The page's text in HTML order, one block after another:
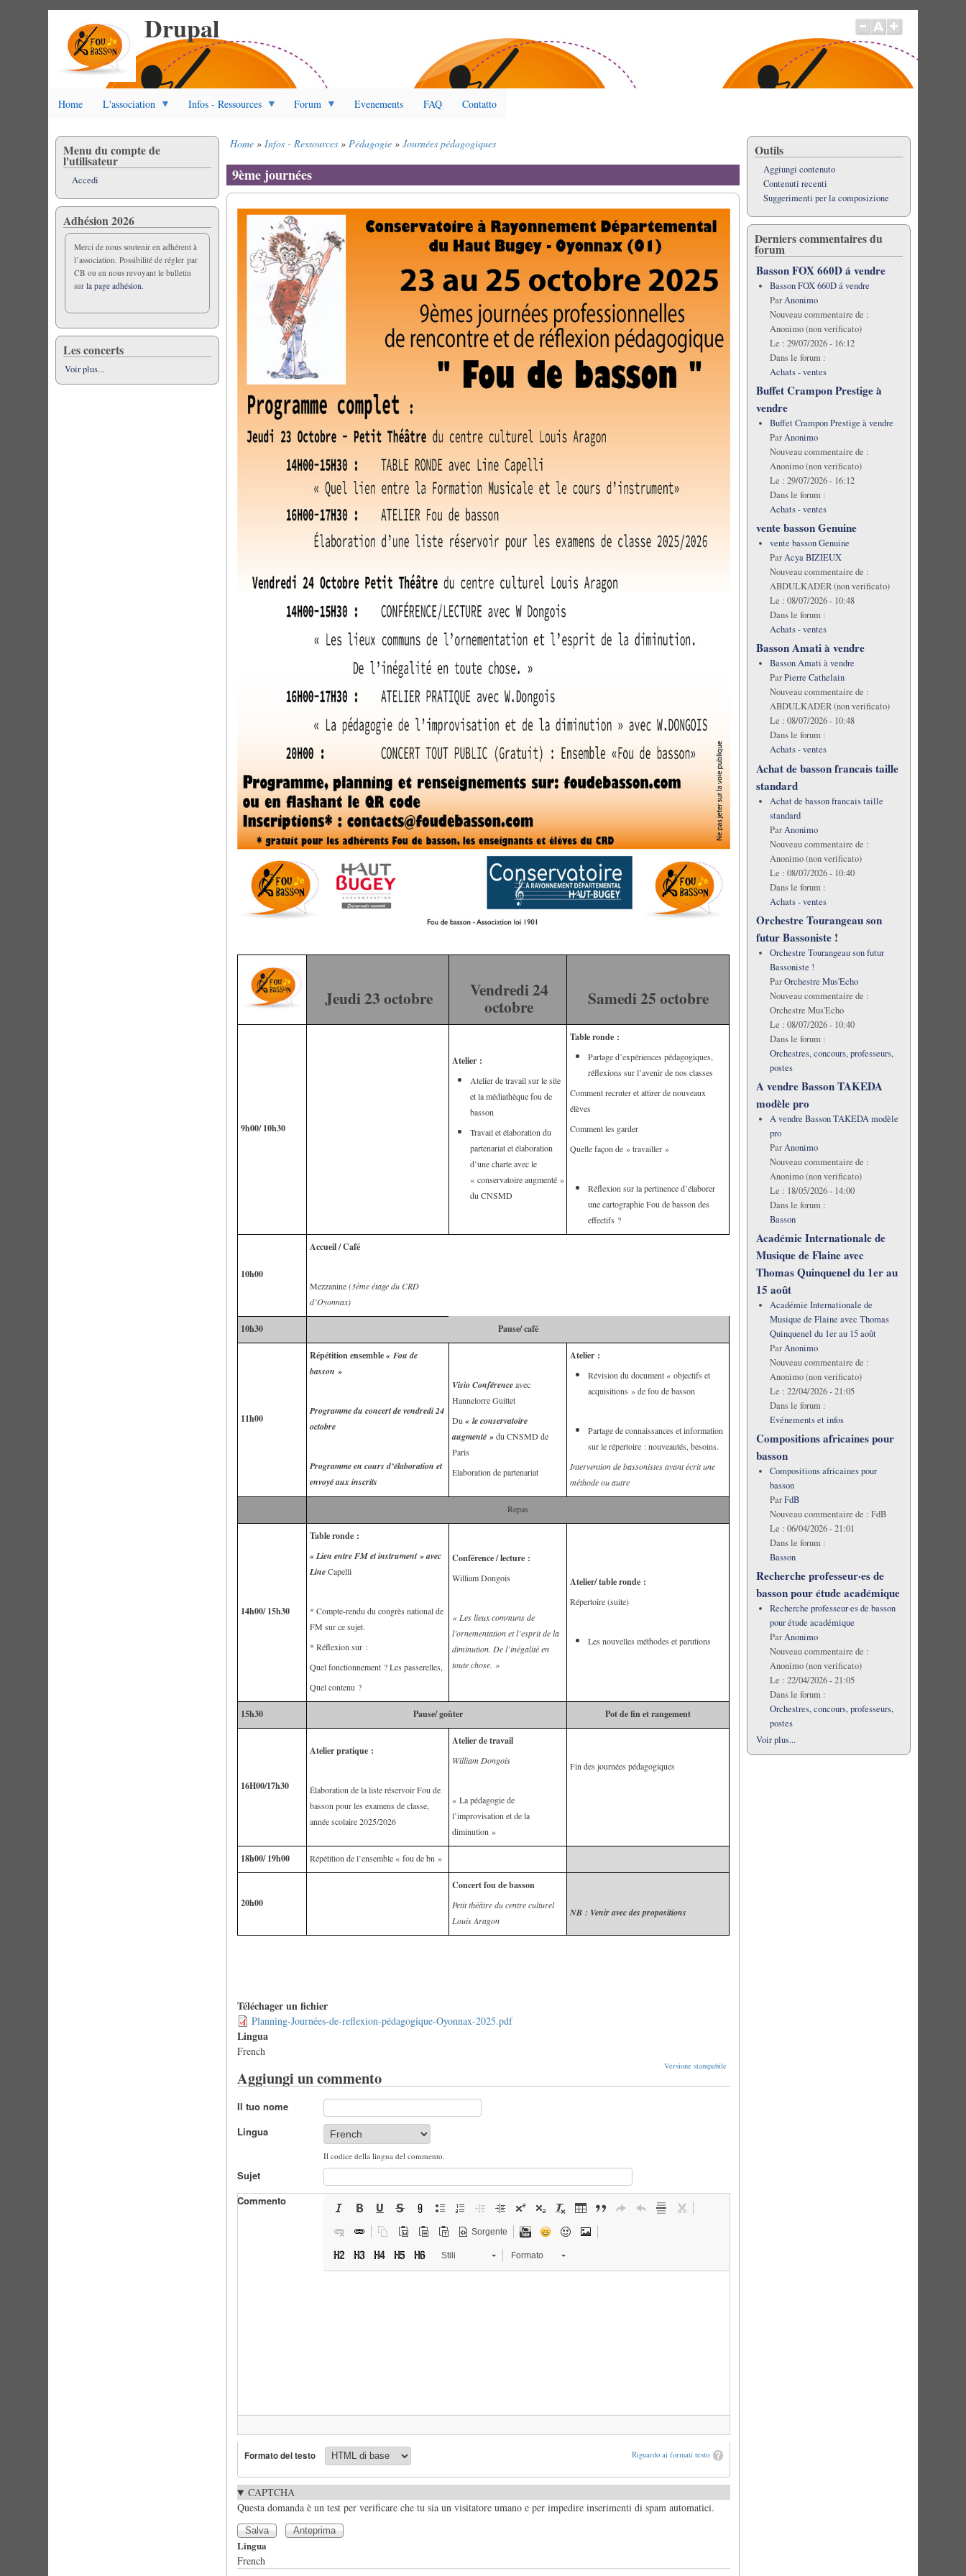
Drupal
Home L'association Infos - Ressources Forum Evenements FAQ Contatto
di
pane
Home Infos - Ressources Pédagogie Journées pédagogiques
9ème journées
Jeudi 23 octobre Vendredi 24
octobre Samedi 25 octobre
9h00/ 10h30
Atelier :
Atelier de travail sur le site
et la médiathèque fou de
basson
Travail et élaboration du
partenariat et élaboration
d’une charte avec le
« conservatoire augmenté »
du CNSMD
Table ronde :
Partage d’expériences pédagogiques,
réflexions sur l’avenir de nos classes
Comment recruter et attirer de nouveaux
élèves
Comment les garder
Quelle façon de » travailler »
Réflexion sur la pertinence d’élaborer
une cartographie Fou de basson des
effectifs ?
10h00
Accueil/ Café
Mezzanine(3ème étage du CRD
d’Oyonnax)
10h30 Pause/ café
11h00
Répétition ensemble« Fou de
basson »
Programme du concert de vendredi 24
octobre
Programme en cours d’élaboration et
envoyé aux inscrits
Visio Conférenceavec
Hannelorre Guittet
Du « le conservatoire
augmenté »du CNSMD de
Paris
Elaboration de partenariat
Atelier :
Révision du document « objectifs et
acquisitions » de fou de basson
Partage de connaissances et information
sur le répertoire : nouveautés, besoins.
Intervention de bassonistes ayant écrit une
méthode ou autre
Repas
14h00/ 15h30
Table ronde :
« Lien entre FM et instrument » avec
LineCapelli
* Compte-rendu du congrès national de
FM sur ce sujet.
* Réflexion sur :
Quel fonctionnement ? Les passerelles,
Quel contenu ?
Conférence / lecture :
William Dongois
« Les lieux communs de
l’ornementation et l’esprit de la
diminution. De l’inégalité en
toute chose. »
Atelier/ table ronde :
Répertoire (suite)
Les nouvelles méthodes et parutions
15h30 Pause/ goûter Pot de fin et rangement
16H00/17h30
Atelier pratique :
Élaboration de la liste réservoir Fou de
basson pour les examens de classe,
année scolaire 2025/2026
Atelier de travail
William Dongois
« La pédagogie de
l’improvisation et de la
diminution »
Fin des journées pédagogiques
18h00/ 19h00 Répétition de l’ensemble « fou de bn »
20h00
Concert fou de basson
Petit théâtre du centre culturel
Louis Aragon
NB : Venir avec des propositions
Téléchager un fichier
Planning-Journées-de-reflexion-pédagogique-Oyonnax-2025.pdf
Lingua
French
Versione stampabile
Aggiungi un commento
Il tuo nome
Lingua
Il codice della lingua del commento.
Sujet
Commento
Sorgente
Stili Formato
Riguardo ai formati testo
Formato del testo
CAPTCHA
Questa domanda è un test per verificare che tu sia un visitatore umano e per impedire inserimenti di spam automatici.
Lingua
French
Menu du compte de
l'utilisateur
Accedi
Adhésion 2026
Merci de nous soutenir en adhérent à
l’association. Possibilité de régler par
CB ou en nous revoyant le bulletin
surla page adhésion.
Les concerts
Voir plus...
Outils
Aggiungi contenuto
Contenuti recenti
Suggerimenti per la composizione
Derniers commentaires du
forum
Basson FOX 660D á vendre
Basson FOX 660D á vendre
ParAnonimo
Nouveau commentaire de :
Anonimo (non verificato)
Le : 29/07/2026 - 16:12
Dans le forum :
Achats - ventes
Buffet Crampon Prestige à
vendre
Buffet Crampon Prestige à vendre
ParAnonimo
Nouveau commentaire de :
Anonimo (non verificato)
Le : 29/07/2026 - 16:12
Dans le forum :
Achats - ventes
vente basson Genuine
vente basson Genuine
ParAcya BIZIEUX
Nouveau commentaire de :
ABDULKADER (non verificato)
Le : 08/07/2026 - 10:48
Dans le forum :
Achats - ventes
Basson Amati à vendre
Basson Amati à vendre
ParPierre Cathelain
Nouveau commentaire de :
ABDULKADER (non verificato)
Le : 08/07/2026 - 10:48
Dans le forum :
Achats - ventes
Achat de basson francais taille
standard
Achat de basson francais taille
standard
ParAnonimo
Nouveau commentaire de :
Anonimo (non verificato)
Le : 08/07/2026 - 10:40
Dans le forum :
Achats - ventes
Orchestre Tourangeau son
futur Bassoniste !
Orchestre Tourangeau son futur
Bassoniste !
ParOrchestre Mus'Echo
Nouveau commentaire de :
Orchestre Mus'Echo
Le : 08/07/2026 - 10:40
Dans le forum :
Orchestres, concours, professeurs,
postes
A vendre Basson TAKEDA
modèle pro
A vendre Basson TAKEDA modèle
pro
ParAnonimo
Nouveau commentaire de :
Anonimo (non verificato)
Le : 18/05/2026 - 14:00
Dans le forum :
Basson
Académie Internationale de
Musique de Flaine avec
Thomas Quinquenel du 1er au
15 août
Académie Internationale de
Musique de Flaine avec Thomas
Quinquenel du 1er au 15 août
ParAnonimo
Nouveau commentaire de :
Anonimo (non verificato)
Le : 22/04/2026 - 21:05
Dans le forum :
Evénements et infos
Compositions africaines pour
basson
Compositions africaines pour
basson
ParFdB
Nouveau commentaire de : FdB
Le : 06/04/2026 - 21:01
Dans le forum :
Basson
Recherche professeur·es de
basson pour étude académique
Recherche professeur·es de basson
pour étude académique
ParAnonimo
Nouveau commentaire de :
Anonimo (non verificato)
Le : 22/04/2026 - 21:05
Dans le forum :
Orchestres, concours, professeurs,
postes
Voir plus...